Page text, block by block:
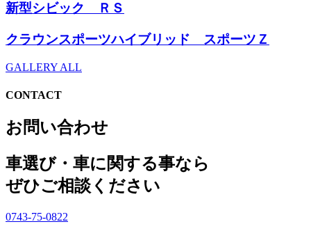
新型シビック ＲＳ
クラウンスポーツハイブリッド スポーツＺ
GALLERY ALL
CONTACT
お問い合わせ
車選び・車に関する事なら
ぜひご相談ください
0743-75-0822